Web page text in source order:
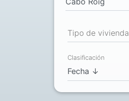
Tipo de vivienda
Clasificación